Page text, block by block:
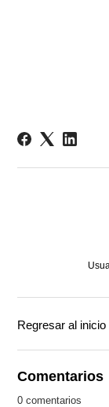
Regresar al inicio
Comentarios
0 comentarios